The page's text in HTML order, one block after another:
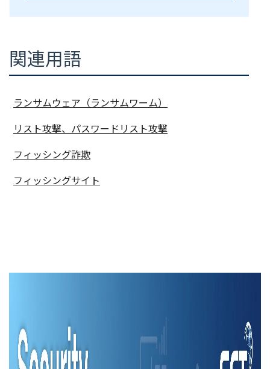
関連用語
ランサムウェア（ランサムワーム）
リスト攻撃、パスワードリスト攻撃
フィッシング詐欺
フィッシングサイト